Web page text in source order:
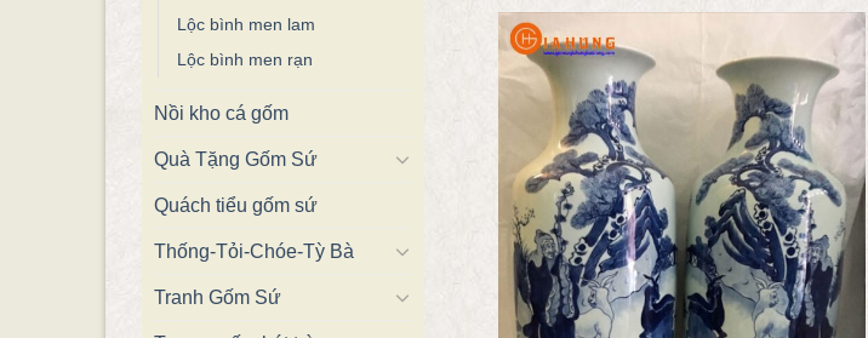
Lộc bình men lam
Lộc bình men rạn
Nồi kho cá gốm
Quà Tặng Gốm Sứ
Quách tiểu gốm sứ
Thống-Tỏi-Chóe-Tỳ Bà
Tranh Gốm Sứ